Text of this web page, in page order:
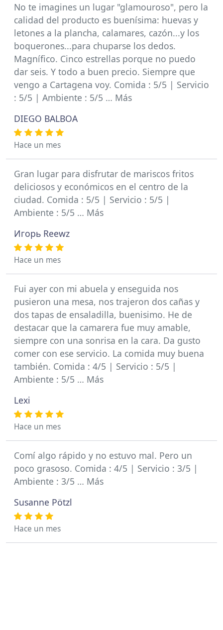
No te imagines un lugar "glamouroso", pero la
calidad del producto es buenísima: huevas y
letones a la plancha, calamares, cazón...y los
boquerones...para chuparse los dedos.
Magnífico. Cinco estrellas porque no puedo
dar seis. Y todo a buen precio. Siempre que
vengo a Cartagena voy. Comida : 5/5 | Servicio
: 5/5 | Ambiente : 5/5 … Más
DIEGO BALBOA
Hace un mes
Gran lugar para disfrutar de mariscos fritos
deliciosos y económicos en el centro de la
ciudad. Comida : 5/5 | Servicio : 5/5 |
Ambiente : 5/5 … Más
Игорь Reewz
Hace un mes
Fui ayer con mi abuela y enseguida nos
pusieron una mesa, nos trajeron dos cañas y
dos tapas de ensaladilla, buenisimo. He de
destacar que la camarera fue muy amable,
siempre con una sonrisa en la cara. Da gusto
comer con ese servicio. La comida muy buena
también. Comida : 4/5 | Servicio : 5/5 |
Ambiente : 5/5 … Más
Lexi
Hace un mes
Comí algo rápido y no estuvo mal. Pero un
poco grasoso. Comida : 4/5 | Servicio : 3/5 |
Ambiente : 3/5 … Más
Susanne Pötzl
Hace un mes